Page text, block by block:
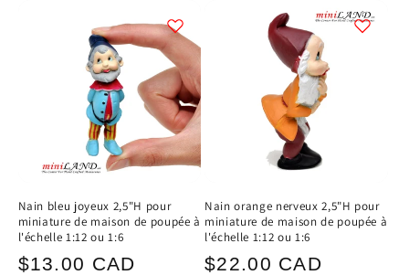
Nain bleu joyeux 2,5"H pour
miniature de maison de poupée à
l'échelle 1:12 ou 1:6
Prix
$13.00 CAD
Nain orange nerveux 2,5"H pour
miniature de maison de poupée à
l'échelle 1:12 ou 1:6
Prix
$22.00 CAD